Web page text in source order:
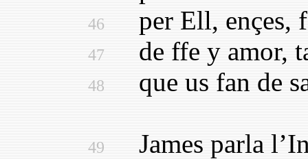
46 per Ell, ençes,
47 de ffe y amor,
48 que us fan de
49 James parla